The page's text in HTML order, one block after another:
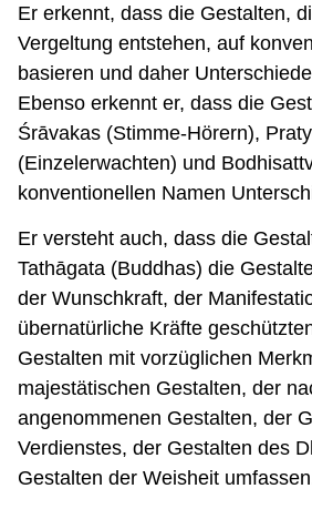
Er erkennt, dass die Gestalten,
Vergeltung entstehen, auf
basieren und daher
Ebenso erkennt er, dass die
Śrāvakas (Stimme-Hörern),
(Einzelerwachten) und
konventionellen Namen
Er versteht auch, dass die
Tathāgata (Buddhas) die
der Wunschkraft, der
übernatürliche Kräfte
Gestalten mit vorzüglichen
majestätischen Gestalten, der
angenommenen Gestalten, der
Verdienstes, der Gestalten des
Gestalten der Weisheit